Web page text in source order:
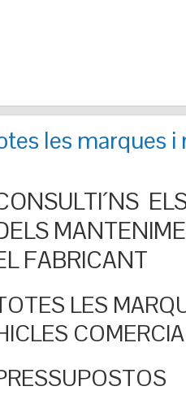
les marques i
FABRICANT
LES